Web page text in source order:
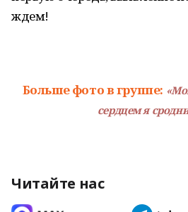
ждем!
Больше фото в группе:
сердцем я
Читайте нас